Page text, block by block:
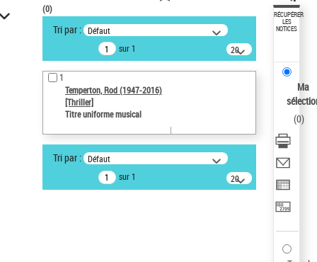
VOTRE RECHERCHE
Recherche avancée dans les
notices d’autorité
Œuvres liées à l'auteur :
Temperton, Rod (1947-2016)
Statut de la notice d’autorité
Notice élémentaire
Auteur d’œuvre
(0)
Tri par : Défaut
sur 1
20
résultats/page
1
Temperton, Rod (1947-2016)
[Thriller]
Titre uniforme musical
Tri par : Défaut
sur 1
20
résultats/page
RÉCUPÉRER
LES
NOTICES
Ma
(0)